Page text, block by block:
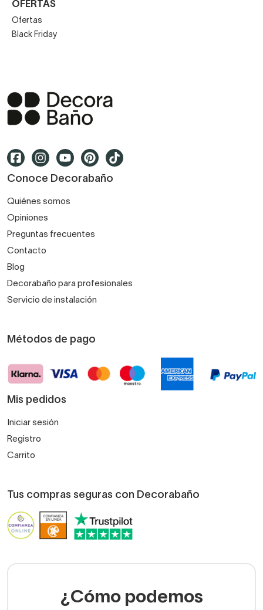
OFERTAS
Ofertas
Black Friday
Conoce Decorabaño
Quiénes somos
Opiniones
Preguntas frecuentes
Contacto
Blog
Decorabaño para profesionales
Servicio de instalación
Métodos de pago
Mis pedidos
Iniciar sesión
Registro
Carrito
Tus compras seguras con Decorabaño
¿Cómo podemos